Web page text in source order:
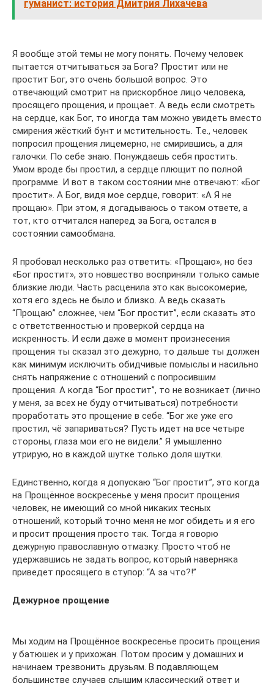
гуманист: история Дмитрия Лихачева
Я вообще этой темы не могу понять. Почему человек
пытается отчитываться за Бога? Простит или не
простит Бог, это очень большой вопрос. Это
отвечающий смотрит на прискорбное лицо человека,
просящего прощения, и прощает. А ведь если смотреть
на сердце, как Бог, то иногда там можно увидеть вместо
смирения жёсткий бунт и мстительность. Т.е., человек
попросил прощения лицемерно, не смирившись, а для
галочки. По себе знаю. Понуждаешь себя простить.
Умом вроде бы простил, а сердце плющит по полной
программе. И вот в таком состоянии мне отвечают: «Бог
простит». А Бог, видя мое сердце, говорит: «А Я не
прощаю». При этом, я догадываюсь о таком ответе, а
тот, кто отчитался наперед за Бога, остался в
состоянии самообмана.
Я пробовал несколько раз ответить: «Прощаю», но без
«Бог простит», это новшество восприняли только самые
близкие люди. Часть расценила это как высокомерие,
хотя его здесь не было и близко. А ведь сказать
“Прощаю” сложнее, чем “Бог простит”, если сказать это
с ответственностью и проверкой сердца на
искренность. И если даже в момент произнесения
прощения ты сказал это дежурно, то дальше ты должен
как минимум исключить обидчивые помыслы и насильно
снять напряжение с отношений с попросившим
прощения. А когда “Бог простит”, то не возникает (лично
у меня, за всех не буду отчитываться) потребности
проработать это прощение в себе. “Бог же уже его
простил, чё запариваться? Пусть идет на все четыре
стороны, глаза мои его не видели.” Я умышленно
утрирую, но в каждой шутке только доля шутки.
Единственно, когда я допускаю “Бог простит”, это когда
на Прощённое воскресенье у меня просит прощения
человек, не имеющий со мной никаких тесных
отношений, который точно меня не мог обидеть и я его
и просит прощения просто так. Тогда я говорю
дежурную православную отмазку. Просто чтоб не
удержавшись не задать вопрос, который наверняка
приведет просящего в ступор: “А за что?!”
Дежурное прощение
Мы ходим на Прощённое воскресенье просить прощения
у батюшек и у прихожан. Потом просим у домашних и
начинаем трезвонить друзьям. В подавляющем
большинстве случаев слышим классический ответ и